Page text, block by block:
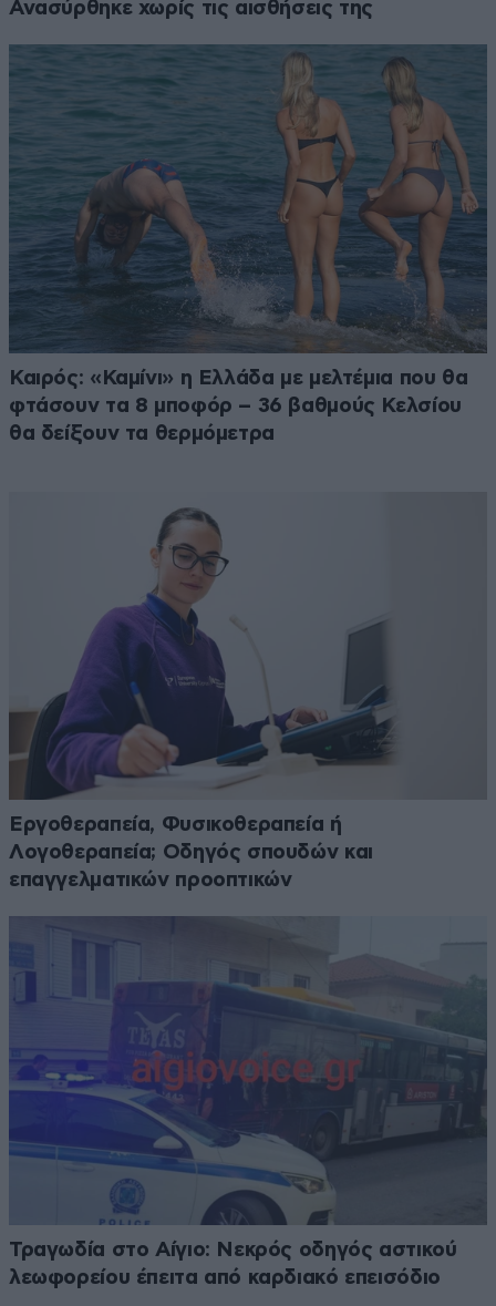
Ανασύρθηκε χωρίς τις αισθήσεις της
Καιρός: «Καμίνι» η Ελλάδα με μελτέμια που θα
φτάσουν τα 8 μποφόρ – 36 βαθμούς Κελσίου
θα δείξουν τα θερμόμετρα
Εργοθεραπεία, Φυσικοθεραπεία ή
Λογοθεραπεία; Οδηγός σπουδών και
επαγγελματικών προοπτικών
Τραγωδία στο Αίγιο: Νεκρός οδηγός αστικού
λεωφορείου έπειτα από καρδιακό επεισόδιο